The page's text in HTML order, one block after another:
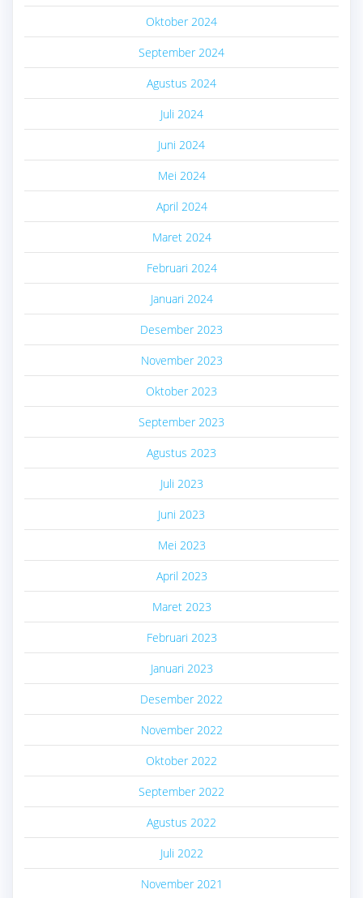
Oktober 2024
September 2024
Agustus 2024
Juli 2024
Juni 2024
Mei 2024
April 2024
Maret 2024
Februari 2024
Januari 2024
Desember 2023
November 2023
Oktober 2023
September 2023
Agustus 2023
Juli 2023
Juni 2023
Mei 2023
April 2023
Maret 2023
Februari 2023
Januari 2023
Desember 2022
November 2022
Oktober 2022
September 2022
Agustus 2022
Juli 2022
November 2021